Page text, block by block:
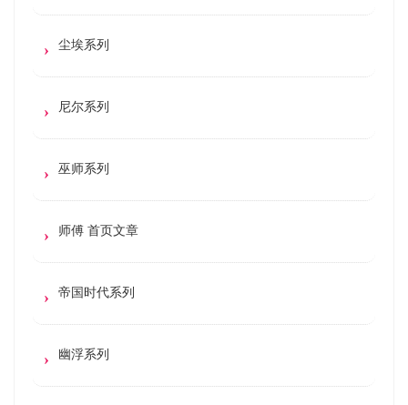
尘埃系列
尼尔系列
巫师系列
师傅 首页文章
帝国时代系列
幽浮系列